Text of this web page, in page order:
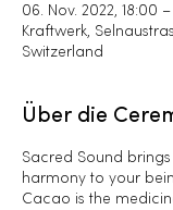
06. Nov. 2022, 18:00 –
Kraftwerk,
Switzerland
Über die
Sacred Sound
harmony to your
Cacao is the